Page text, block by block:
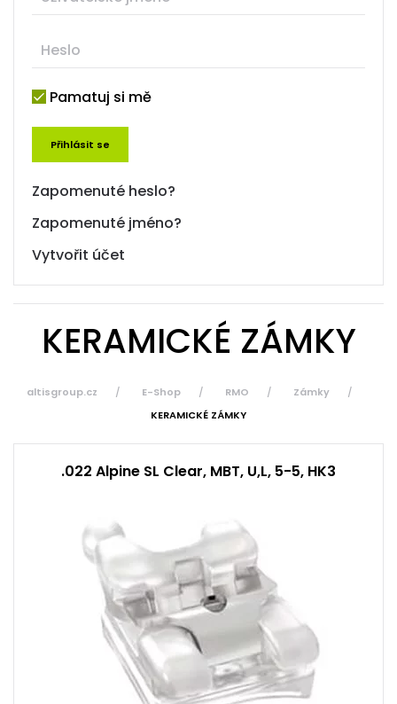
Pamatuj si mě
Přihlásit se
Zapomenuté heslo?
Zapomenuté jméno?
Vytvořit účet
KERAMICKÉ ZÁMKY
altisgroup.cz E-Shop RMO
Zámky
KERAMICKÉ ZÁMKY
.022 Alpine SL Clear, MBT, U,L, 5-5, HK3